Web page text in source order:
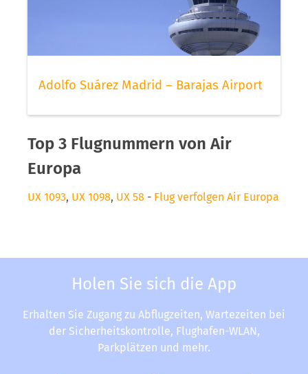
Adolfo Suárez Madrid – Barajas Airport
Top 3 Flugnummern von Air
Europa
UX 1093, UX 1098, UX 58 - Flug verfolgen Air Europa
Holen Sie sich die App
Erhalten Sie Zugang zu Abflugzeiten, Wartezeiten bei
der Sicherheitskontrolle, Flughafen-WLAN,
Parkplätzen und mehr.